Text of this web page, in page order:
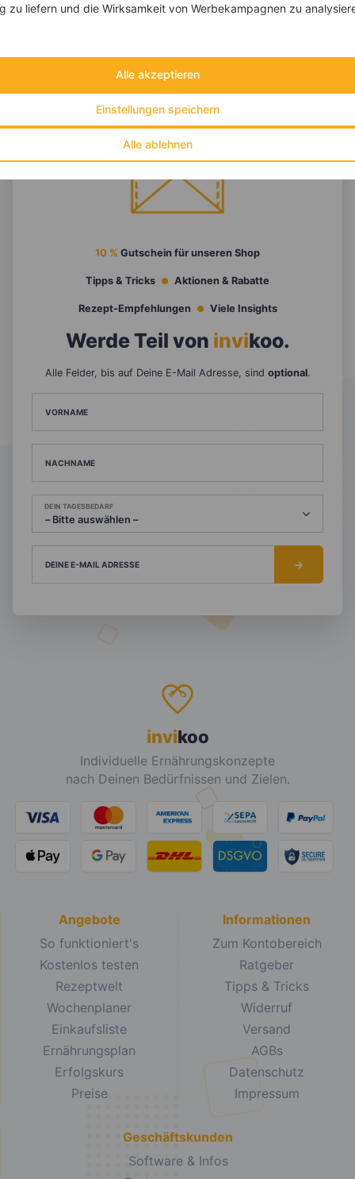
zu liefern und die Wirksamkeit von Werbekampagnen zu
Alle ablehnen
Einstellungen speichern
Alle akzeptieren
10 % Gutschein für unseren Shop
Tipps & Tricks Aktionen & Rabatte
Rezept-Empfehlungen Viele Insights
Werde Teil von invikoo.
Alle Felder, bis auf Deine E-Mail Adresse, sind optional.
VORNAME
NACHNAME
DEIN TAGESBEDARF
DEINE E-MAIL ADRESSE
invikoo
Individuelle Ernährungskonzepte
nach Deinen Bedürfnissen und Zielen.
Angebote
So funktioniert's
Kostenlos testen
Rezeptwelt
Wochenplaner
Einkaufsliste
Ernährungsplan
Erfolgskurs
Preise
Informationen
Zum Kontobereich
Ratgeber
Tipps & Tricks
Widerruf
Versand
AGBs
Datenschutz
Impressum
Geschäftskunden
Software & Infos